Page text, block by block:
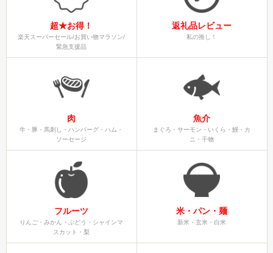
超★お得！
楽天スーパーセール/お買い物マラソン/
緊急支援品
返礼品レビュー
私の推し！
肉
牛・豚・馬刺し・ハンバーグ・ハム・
ソーセージ
魚介
まぐろ・サーモン・いくら・鰻・カ
ニ・干物
フルーツ
りんご・みかん・ぶどう・シャインマ
スカット・梨
米・パン・麺
新米・玄米・白米